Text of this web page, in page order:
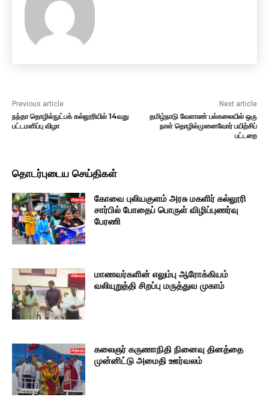
Previous article
நந்தா தொழில்நுட்பக் கல்லூரியில் 14வது
பட்டமளிப்பு விழா
Next article
தமிழ்நாடு வேளாண் பல்கலையில் ஒரு
நாள் தொழில்முனைவோர் பயிற்சிப்
பட்டறை
தொடர்புடைய செய்திகள்
கோவை புலியகுளம் அரசு மகளிர் கல்லூரி
சார்பில் போதைப் பொருள் விழிப்புணர்வு
பேரணி
மாணவர்களின் எலும்பு ஆரோக்கியம்
வலியுறுத்தி சிறப்பு மருத்துவ முகாம்
கலைஞர் கருணாநிதி நினைவு தினத்தை
முன்னிட்டு அமைதி ஊர்வலம்